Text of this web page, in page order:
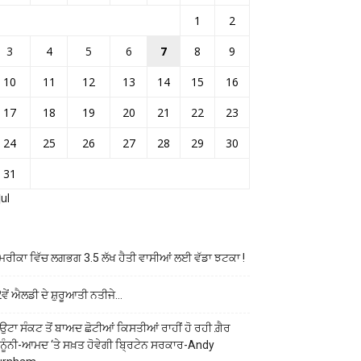
1
2
3
4 5 6 7 8
9
10
11 12 13 14 15
16
17
18 19 20 21 22
23
24
25 26 27 28 29
30
31
ਵਿੱਚ ਲਗਭਗ 3.5 ਲੱਖ ਹੈਤੀ ਵਾਸੀਆਂ ਲਈ ਵੱਡਾ ਝਟਕਾ !
ਐਲਡੀ ਦੇ ਸ਼ੁਰੂਆਤੀ ਨਤੀਜੇ…
ਸੰਕਟ ਤੋਂ ਬਾਅਦ ਛੋਟੀਆਂ ਕਿਸਤੀਆਂ ਰਾਹੀਂ ਹੋ ਰਹੀ ਗ਼ੈਰ
ਆਮਦ ‘ਤੇ ਸਖ਼ਤ ਹੋਵੇਗੀ ਬ੍ਰਿਟੇਨ ਸਰਕਾਰ-Andy